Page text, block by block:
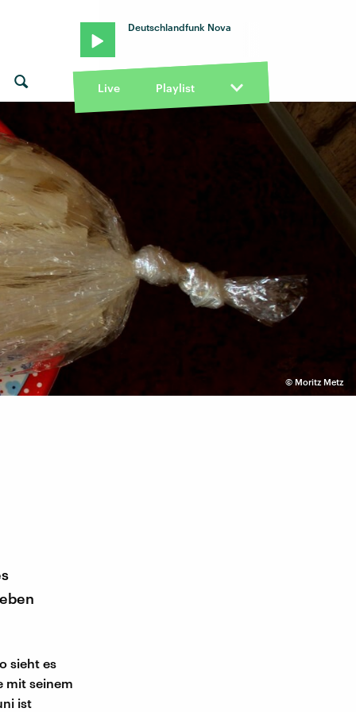
Deutschlandfunk Nova
Live Playlist
©Moritz Metz
sieht es
mit seinem
ist